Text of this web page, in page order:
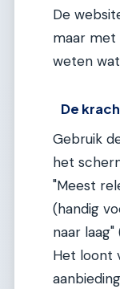
De
maar met
weten
De
Gebruik
het
"Meest
(handig
naar
Het loont